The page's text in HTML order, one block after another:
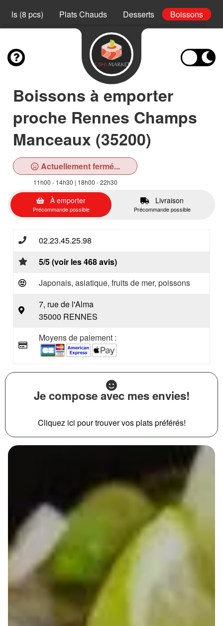
(8 pcs) Plats Chauds Desserts Boissons
Boissons à emporter
proche Rennes Champs
Manceaux (35200)
Actuellement fermé...
11h00 - 14h30 | 18h00 - 22h30
À emporter
Précommande possible
Livraison
Précommande possible
02.23.45.25.98
5/5 (voir les 468 avis)
Japonais, asiatique, fruits de mer, poissons
7, rue de l'Alma
35000 RENNES
Moyens de paiement :
Je compose avec mes envies!
Cliquez ici pour trouver vos plats préférés!